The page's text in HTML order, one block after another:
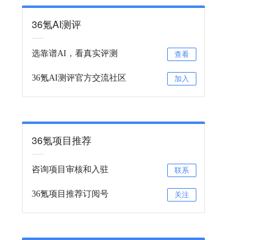
36氪AI测评
选靠谱AI，看真实评测 查看
36氪AI测评官方交流社区 加入
36氪项目推荐
咨询项目审核和入驻 联系
36氪项目推荐订阅号 关注